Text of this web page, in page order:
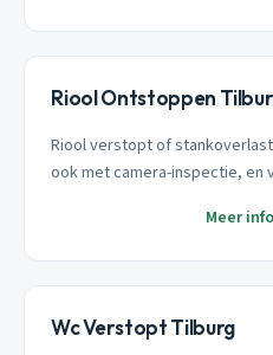
Riool Ontstoppen
Riool verstopt of
ook met camera-inspectie, en
Meer
Wc Verstopt Tilburg